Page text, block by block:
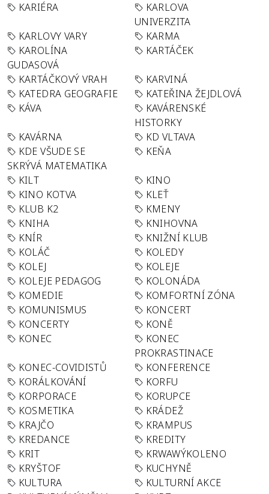
KARIÉRA
KARLOVA
UNIVERZITA
KARLOVY VARY
KARMA
KAROLÍNA
GUDASOVÁ
KARTÁČEK
KARTÁČKOVÝ VRAH
KARVINÁ
KATEDRA GEOGRAFIE
KATEŘINA ŽEJDLOVÁ
KÁVA
KAVÁRENSKÉ
HISTORKY
KAVÁRNA
KD VLTAVA
KDE VŠUDE SE
SKRÝVÁ MATEMATIKA
KEŇA
KILT
KINO
KINO KOTVA
KLEŤ
KLUB K2
KMENY
KNIHA
KNIHOVNA
KNÍR
KNIŽNÍ KLUB
KOLÁČ
KOLEDY
KOLEJ
KOLEJE
KOLEJE PEDAGOG
KOLONÁDA
KOMEDIE
KOMFORTNÍ ZÓNA
KOMUNISMUS
KONCERT
KONCERTY
KONĚ
KONEC
KONEC
PROKRASTINACE
KONEC-COVIDISTŮ
KONFERENCE
KORÁLKOVÁNÍ
KORFU
KORPORACE
KORUPCE
KOSMETIKA
KRÁDEŽ
KRAJČO
KRAMPUS
KREDANCE
KREDITY
KRIT
KRWAWÝKOLENO
KRYŠTOF
KUCHYNĚ
KULTURA
KULTURNÍ AKCE